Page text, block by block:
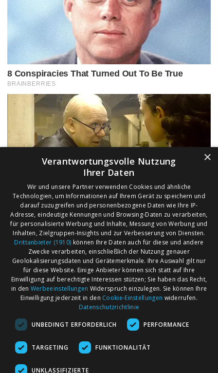
AGB
Impressum
Kontakt
Märkte nach Bundesländern
Märkte nach PLZ
Märkte nach Umkreis
Flohmarkt
×
Verantwortungsvolle Nutzung
Ihrer Daten
Wir und unsere Partner verwenden Cookies und ähnliche
Technologien, um Informationen auf Ihrem Gerät zu speichern und
darauf zuzugreifen und personenbezogene Daten wie Ihre IP-
Adresse, eindeutige Kennungen und Browsing-Daten zu verarbeiten,
für personalisierte Werbung und Inhalte, Messung von Werbung und
Inhalten, Zielgruppen-Insights und zur Verbesserung von Diensten.
Drittanbieter (1910) können Ihre Daten auch für diese und andere
Zwecke verarbeiten, einschließlich der Nutzung genauer
Geolokalisierungsdaten und Gerätemerkmale. Ihre Auswahl gilt nur
für diese Website. Einige Anbieter können sich statt auf Ihre
Einwilligung auf berechtigte Interessen stützen; Sie haben das Recht,
in den Werbeeinstellungen Widerspruch einzulegen. Sie können Ihre
Einwilligung jederzeit in den Cookie-Einstellungen widerrufen.
Datenschutzrichtlinie
UNBEDINGT ERFORDERLICH PERFORMANCE
TARGETING FUNKTIONALITÄT
UNKLASSIFIZIERTE